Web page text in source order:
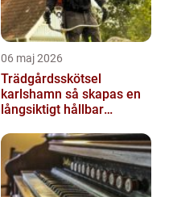
06 maj 2026
Trädgårdsskötsel
karlshamn så skapas en
långsiktigt hållbar